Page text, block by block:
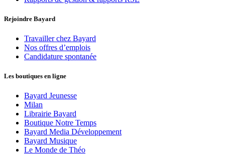
Rejoindre Bayard
Travailler chez Bayard
Nos offres d’emplois
Candidature spontanée
Les boutiques en ligne
Bayard Jeunesse
Milan
Librairie Bayard
Boutique Notre Temps
Bayard Media Développement
Bayard Musique
Le Monde de Théo